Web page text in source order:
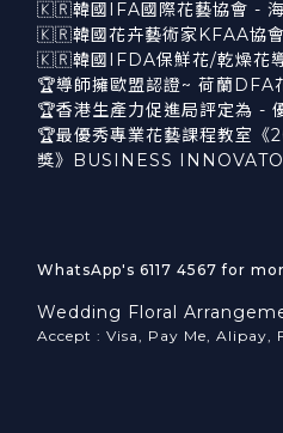
🇰🇷韓國IFA國際花藝協會 -
🇰🇷韓國花卉藝術家KFAA協
🇰🇷韓國IFDA保鮮花/乾燥花
🏆導師擁歐盟認證~ 荷蘭DFA
🏆香港生產力促進局評定為 -
🏆最優秀專業花藝課程教室《
獎》BUSINESS
WhatsApp's 6117 4567 for
Wedding Floral
Accept : Visa, Pay Me, Alipay,